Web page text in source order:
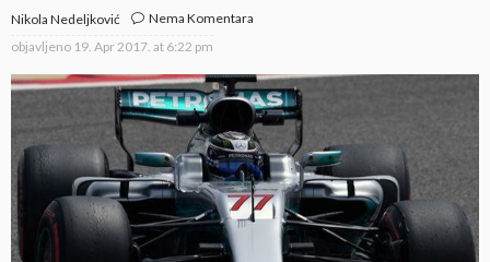
Nikola Nedeljković
Nema Komentara
objavljeno 19. Apr 2017. at 6:22 pm